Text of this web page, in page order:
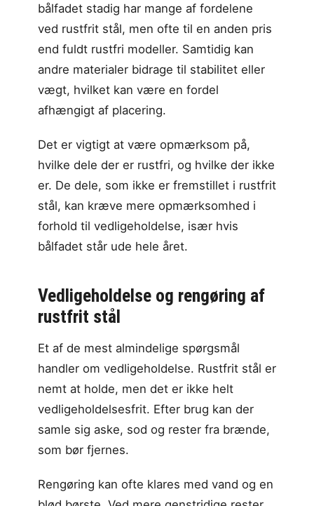
bålfadet stadig har mange af fordelene
ved rustfrit stål, men ofte til en anden pris
end fuldt rustfri modeller. Samtidig kan
andre materialer bidrage til stabilitet eller
vægt, hvilket kan være en fordel
afhængigt af placering.
Det er vigtigt at være opmærksom på,
hvilke dele der er rustfri, og hvilke der ikke
er. De dele, som ikke er fremstillet i rustfrit
stål, kan kræve mere opmærksomhed i
forhold til vedligeholdelse, især hvis
bålfadet står ude hele året.
Vedligeholdelse og rengøring af
rustfrit stål
Et af de mest almindelige spørgsmål
handler om vedligeholdelse. Rustfrit stål er
nemt at holde, men det er ikke helt
vedligeholdelsesfrit. Efter brug kan der
samle sig aske, sod og rester fra brænde,
som bør fjernes.
Rengøring kan ofte klares med vand og en